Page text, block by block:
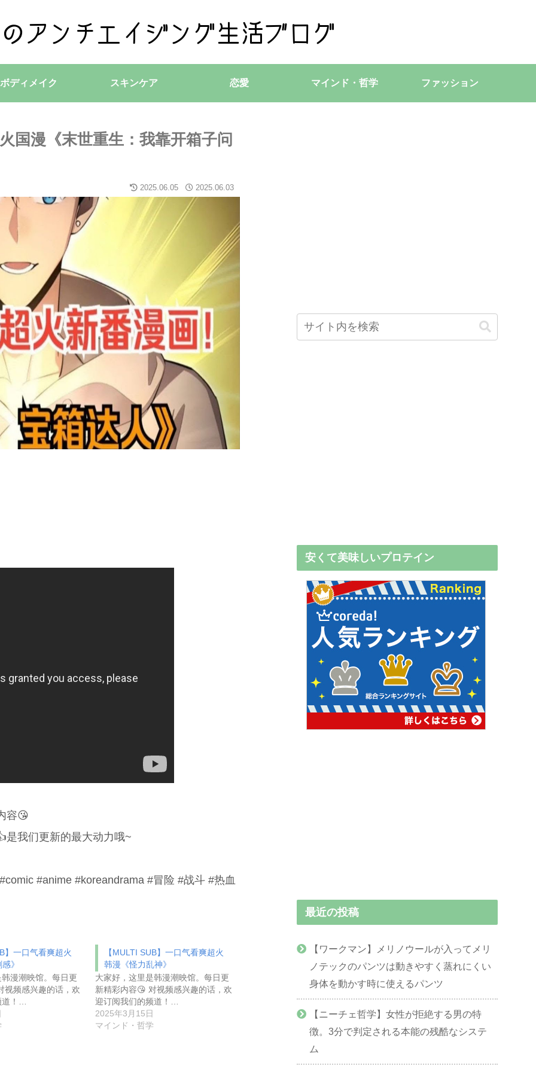
ボディメイク スキンケア 恋愛 マインド・哲学 ファッション
国漫《末世重生：我靠开箱子问
2025.06.05 2025.06.03
容😘
是我们更新的最大动力哦~
#anime #koreandrama #冒险 #战斗 #热血
】一口气看爽超火
》
漫潮映馆。每日更
视频感兴趣的话，欢
道！…
【MULTI SUB】一口气看爽超火
韩漫《怪力乱神》
大家好，这里是韩漫潮映馆。每日更
新精彩内容😘 对视频感兴趣的话，欢
迎订阅我们的频道！…
2025年3月15日
マインド・哲学
安くて美味しいプロテイン
最近の投稿
【ワークマン】メリノウールが入ってメリ
ノテックのパンツは動きやすく蒸れにくい
身体を動かす時に使えるパンツ
【ニーチェ哲学】女性が拒絶する男の特
徴。3分で判定される本能の残酷なシステ
ム